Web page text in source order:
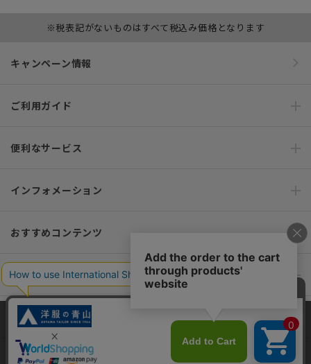
※税表記がないものはすべて税込み価格となります
キャンペーン情報
ご利用ガイド
便利なサービス
インフォメーション
おすすめコンテンツ
ポリシー・企業情報
オーダースーツなら SHITATE
当サイトでは、快適な閲覧体験とコンテンツ改善のためにCookieを使用
しています。閲覧を続けることで、Cookieの使用に同意したものとみな